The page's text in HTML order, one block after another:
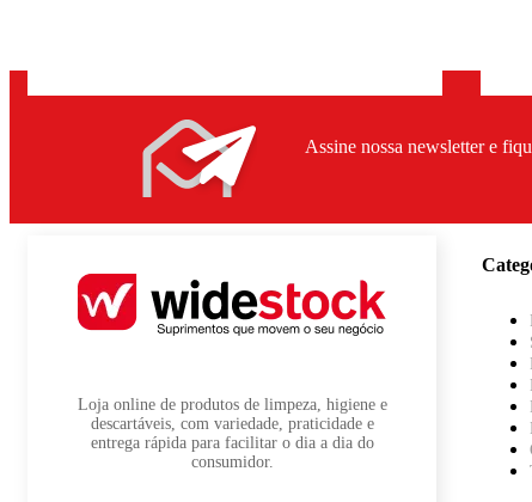
Assine nossa newsletter e
Loja online de produtos de limpeza, higiene e
descartáveis, com variedade, praticidade e
entrega rápida para facilitar o dia a dia do
consumidor.